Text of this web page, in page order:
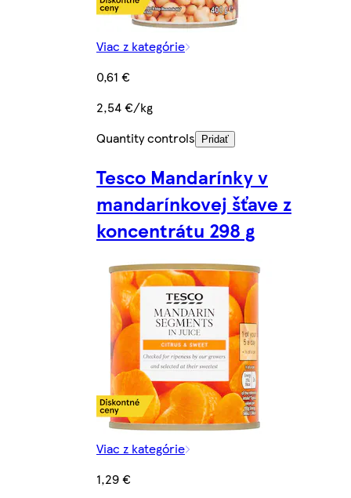
Viac z kategórie
0,61 €
2,54 €/kg
Quantity controls
Pridať
Tesco Mandarínky v
mandarínkovej šťave z
koncentrátu 298 g
Viac z kategórie
1,29 €